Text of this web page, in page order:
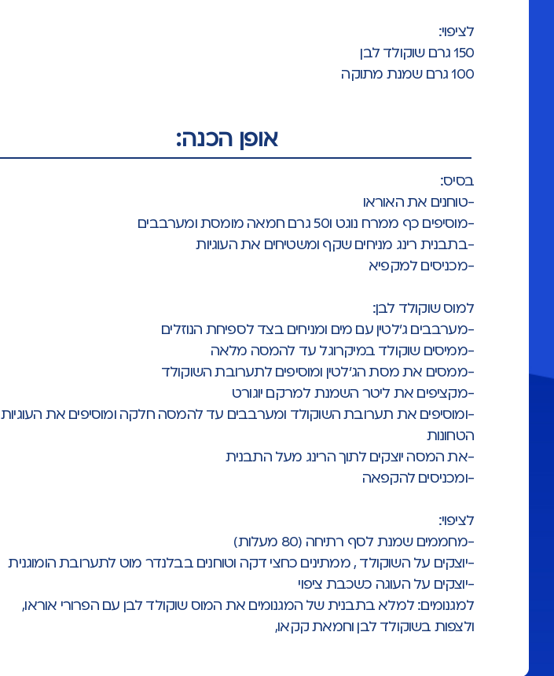
לציפוי:
150 גרם שוקולד לבן
100 גרם שמנת מתוקה
אופן הכנה:
בסיס:
-טוחנים את האוראו
-מוסיפים כף ממרח נוגט ו50 גרם חמאה מומסת ומערבבים
-בתבנית רינג מניחים שקף ומשטיחים את העוגיות
-מכניסים למקפיא
למוס שוקולד לבן:
-מערבבים ג'לטין עם מים ומניחים בצד לספיחת הנוזלים
-ממיסים שוקולד במיקרוגל עד להמסה מלאה
-ממסים את מסת הג'לטין ומוסיפים לתערובת השוקולד
-מקציפים את ליטר השמנת למרקם יוגורט
-ומוסיפים את תערובת השוקולד ומערבבים עד להמסה חלקה ומוסיפים את העוגיות
הטחונות
-את המסה יוצקים לתוך הרינג מעל התבנית
-ומכניסים להקפאה
לציפוי:
-מחממים שמנת לסף רתיחה (80 מעלות)
-יוצקים על השוקולד , ממתינים כחצי דקה וטוחנים בבלנדר מוט לתערובת הומוגנית
-יוצקים על העוגה כשכבת ציפוי
למגנומים: למלא בתבנית של המגנומים את המוס שוקולד לבן עם הפרורי אוראו,
ולצפות בשוקולד לבן וחמאת קקאו,